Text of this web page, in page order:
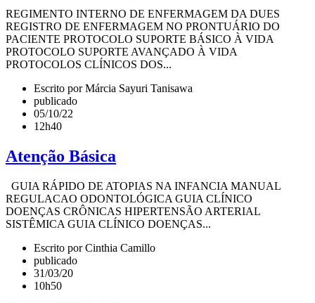
REGIMENTO INTERNO DE ENFERMAGEM DA DUES
REGISTRO DE ENFERMAGEM NO PRONTUÁRIO DO
PACIENTE PROTOCOLO SUPORTE BÁSICO À VIDA
PROTOCOLO SUPORTE AVANÇADO À VIDA
PROTOCOLOS CLÍNICOS DOS...
Escrito por Márcia Sayuri Tanisawa
publicado
05/10/22
12h40
Atenção Básica
GUIA RÁPIDO DE ATOPIAS NA INFANCIA MANUAL
REGULACAO ODONTOLÓGICA GUIA CLÍNICO
DOENÇAS CRÔNICAS HIPERTENSÃO ARTERIAL
SISTÊMICA GUIA CLÍNICO DOENÇAS...
Escrito por Cinthia Camillo
publicado
31/03/20
10h50